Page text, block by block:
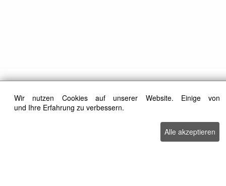
Wir nutzen Cookies auf unserer Website. Einige
und Ihre Erfahrung zu verbessern.
Alle akzeptieren